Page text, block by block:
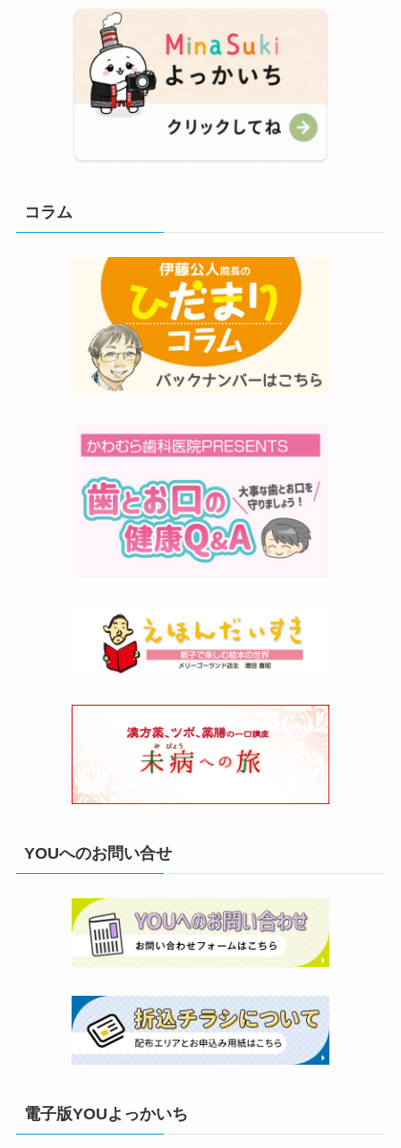
コラム
YOUへのお問い合せ
電子版YOUよっかいち